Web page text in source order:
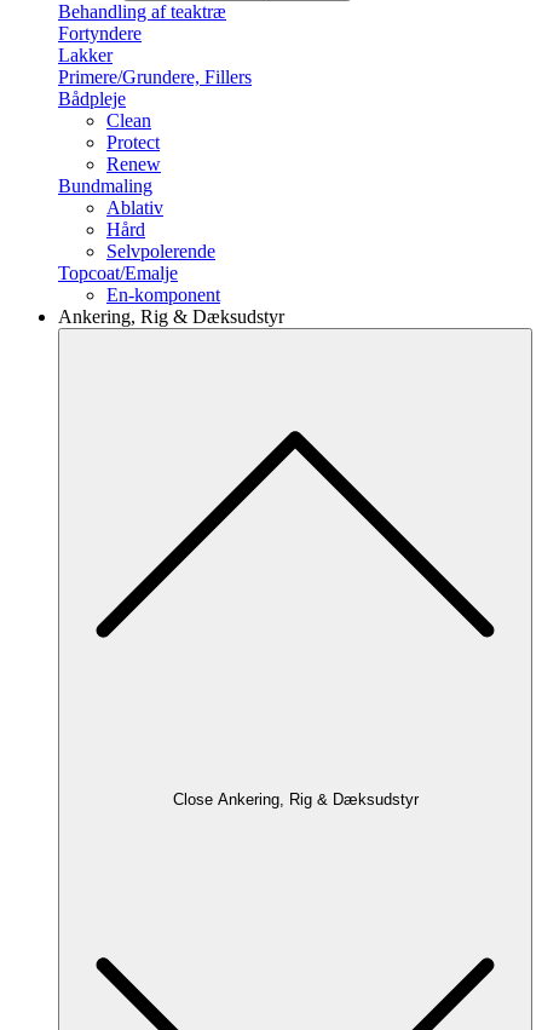
Behandling af teaktræ
Fortyndere
Lakker
Primere/Grundere, Fillers
Bådpleje
Clean
Protect
Renew
Bundmaling
Ablativ
Hård
Selvpolerende
Topcoat/Emalje
En-komponent
Ankering, Rig & Dæksudstyr
Close Ankering, Rig & Dæksudstyr